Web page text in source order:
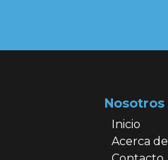
Nosotros
Inicio
Acerca de